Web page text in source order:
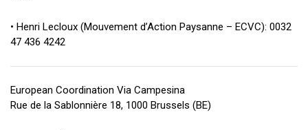
• Henri Lecloux (Mouvement d’Action Paysanne – ECVC): 0032
47 436 4242
European Coordination Via Campesina
Rue de la Sablonnière 18, 1000 Brussels (BE)